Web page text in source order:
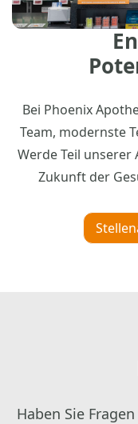
Bei Phoenix
Team, modernste
Werde Teil
Zukunft der
Haben Sie